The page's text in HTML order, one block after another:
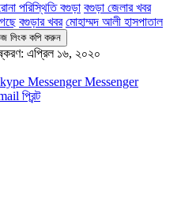
পরিস্থিতি বগুড়া বগুড়া জেলার খবর
বগুড়ার খবর মোহাম্মদ আলী হাসপাতাল
লিংক কপি করুন
এপ্রিল ১৬, ২০২০
Messenger Messenger
প্রিন্ট